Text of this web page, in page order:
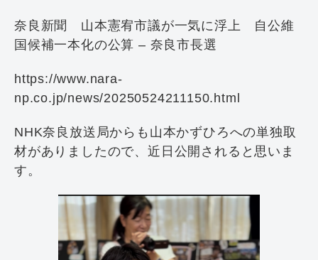
奈良新聞 山本憲宥市議が一気に浮上 自公維
国候補一本化の公算 – 奈良市長選
https://www.nara-
np.co.jp/news/20250524211150.html
NHK奈良放送局からも山本かずひろへの単独取
材がありましたので、近日公開されると思いま
す。